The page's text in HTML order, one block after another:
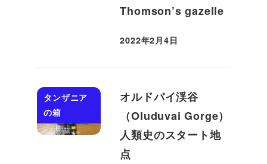
Thomson’s gazelle
投稿日
2022年2月4日
タンザニア
の箱
オルドバイ渓谷
（Oluduvai Gorge）
人類史のスタート地
点